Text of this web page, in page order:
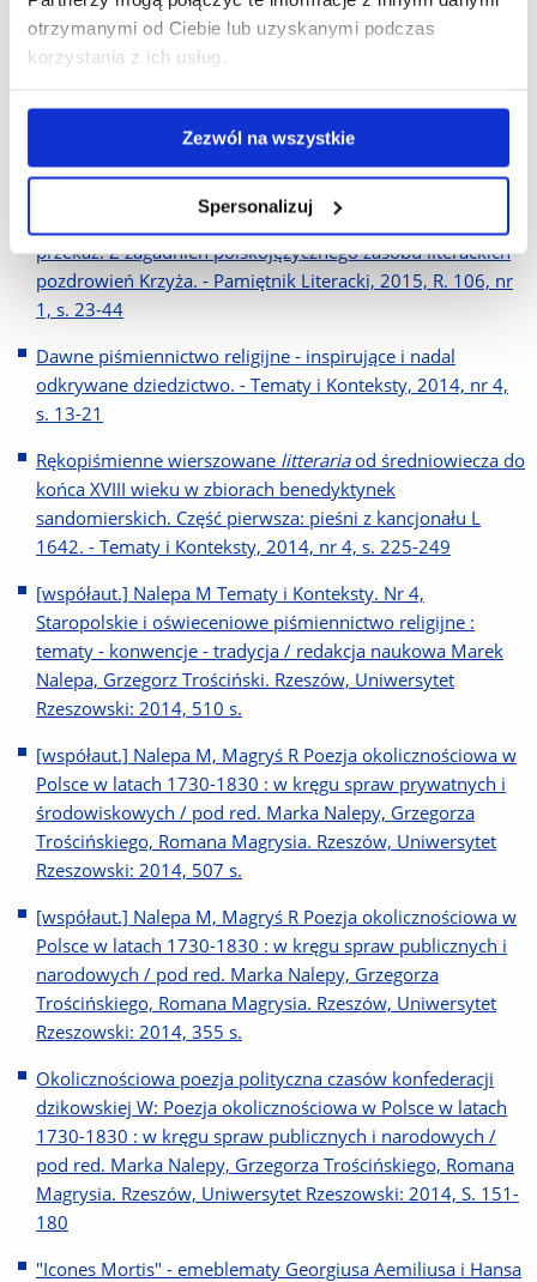
otrzymanymi od Ciebie lub uzyskanymi podczas
korzystania z ich usług.
Zezwól na wszystkie
Spersonalizuj
Marka Nalepy i Romana Magrysia. Rzeszów, Uniwersytet
Rzeszowski: 2016, S. 38-70
Swojskość i uniwersalizm . - Tematy i Konteksty, 2015, nr 5,
s. 442-443
Pieśń o Krzyżu i jej nieznany późnośredniowieczny
przekaz. Z zagadnień polskojęzycznego zasobu literackich
pozdrowień Krzyża. - Pamiętnik Literacki, 2015, R. 106, nr
1, s. 23-44
Dawne piśmiennictwo religijne - inspirujące i nadal
odkrywane dziedzictwo. - Tematy i Konteksty, 2014, nr 4,
s. 13-21
Rękopiśmienne wierszowane litterariaod średniowiecza do
końca XVIII wieku w zbiorach benedyktynek
sandomierskich. Część pierwsza: pieśni z kancjonału L
1642. - Tematy i Konteksty, 2014, nr 4, s. 225-249
[współaut.] Nalepa M Tematy i Konteksty. Nr 4,
Staropolskie i oświeceniowe piśmiennictwo religijne :
tematy - konwencje - tradycja / redakcja naukowa Marek
Nalepa, Grzegorz Trościński. Rzeszów, Uniwersytet
Rzeszowski: 2014, 510 s.
[współaut.] Nalepa M, Magryś R Poezja okolicznościowa w
Polsce w latach 1730-1830 : w kręgu spraw prywatnych i
środowiskowych / pod red. Marka Nalepy, Grzegorza
Trościńskiego, Romana Magrysia. Rzeszów, Uniwersytet
Rzeszowski: 2014, 507 s.
[współaut.] Nalepa M, Magryś R Poezja okolicznościowa w
Polsce w latach 1730-1830 : w kręgu spraw publicznych i
narodowych / pod red. Marka Nalepy, Grzegorza
Trościńskiego, Romana Magrysia. Rzeszów, Uniwersytet
Rzeszowski: 2014, 355 s.
Okolicznościowa poezja polityczna czasów konfederacji
dzikowskiej W: Poezja okolicznościowa w Polsce w latach
1730-1830 : w kręgu spraw publicznych i narodowych /
pod red. Marka Nalepy, Grzegorza Trościńskiego, Romana
Magrysia. Rzeszów, Uniwersytet Rzeszowski: 2014, S. 151-
180
"Icones Mortis" - emeblematy Georgiusa Aemiliusa i Hansa